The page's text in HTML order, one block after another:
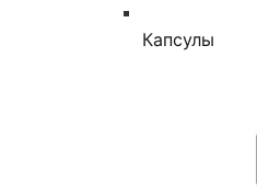
Капсулы